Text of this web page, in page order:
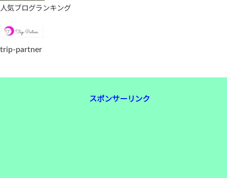
人気ブログランキング
trip-partner
スポンサーリンク